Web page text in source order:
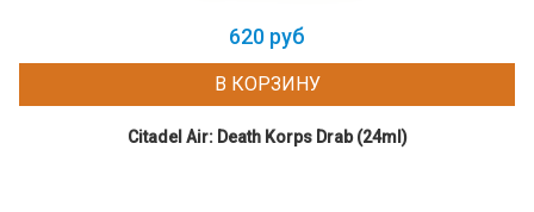
620 руб
В КОРЗИНУ
Citadel Air: Death Korps Drab (24ml)